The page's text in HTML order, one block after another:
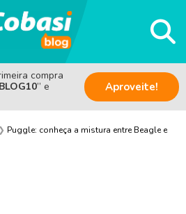
compra
BLOG10” e
Aproveite!
❯ Puggle: conheça a mistura entre Beagle e